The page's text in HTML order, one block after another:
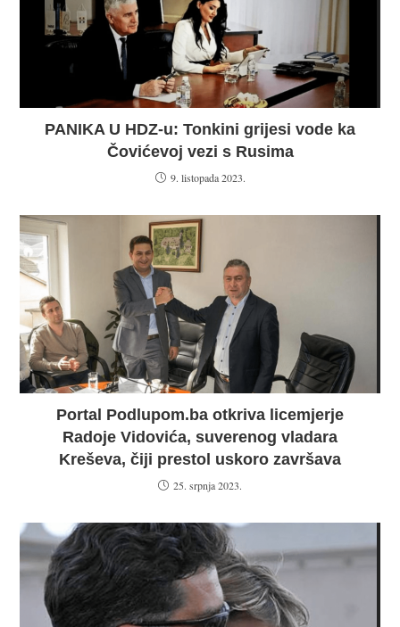
PANIKA U HDZ-u: Tonkini grijesi vode ka
Čovićevoj vezi s Rusima
9. listopada 2023.
Portal Podlupom.ba otkriva licemjerje
Radoje Vidovića, suverenog vladara
Kreševa, čiji prestol uskoro završava
25. srpnja 2023.